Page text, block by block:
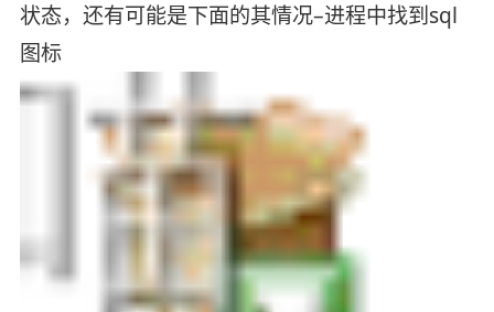
状态，还有可能是下面的其情况–进程中找到sql
图标